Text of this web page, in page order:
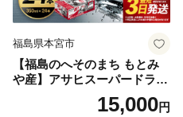
福島県本宮市
【福島のへそのまち もとみ
や産】アサヒスーパードライ
350ml×24本 合計8.4L 1ケー
ス アルコール度数5% 缶ビー
15,000円